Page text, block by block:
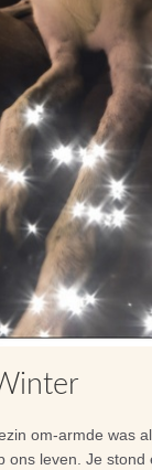
om-armde was
ons leven. Je stond